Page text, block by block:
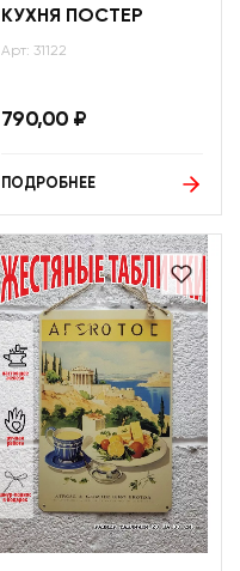
КУХНЯ ПОСТЕР
Арт: 31122
790,00 ₽
ПОДРОБНЕЕ